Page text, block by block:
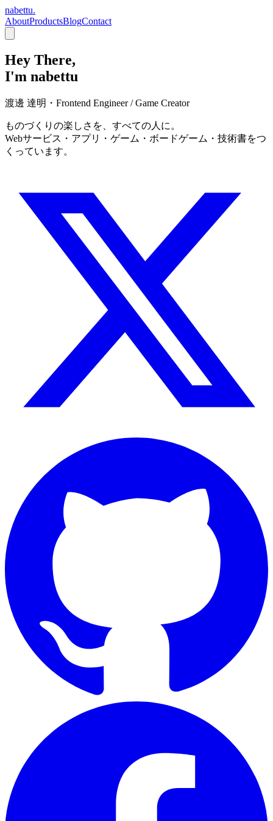
nabettu.
AboutProductsBlogContact
Hey There,
I'm nabettu
渡邊 達明 ・ Frontend Engineer / Game Creator
ものづくりの楽しさを、すべての人に。
Webサービス・アプリ・ゲーム・ボードゲーム・技術書をつ
くっています。